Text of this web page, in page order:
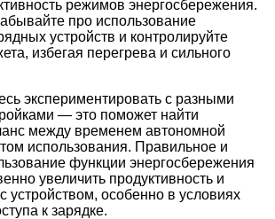
режимов энергосбережения.
про использование
устройств и контролируйте
избегая перегрева и сильного
экспериментировать с разными
— это поможет найти
между временем автономной
использования. Правильное и
функции энергосбережения
увеличить продуктивность и
устройством, особенно в условиях
к зарядке.